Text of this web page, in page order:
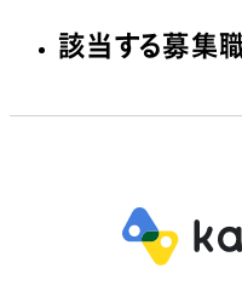
該当する募集職